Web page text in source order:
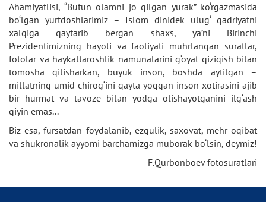
Ahamiyatlisi, “Butun olamni jo qilgan yurak” ko‘rgazmasida
bo‘lgan yurtdoshlarimiz – Islom dinidek ulug‘ qadriyatni
xalqiga qaytarib bergan shaxs, ya’ni Birinchi
Prezidentimizning hayoti va faoliyati muhrlangan suratlar,
fotolar va haykaltaroshlik namunalarini g‘oyat qiziqish bilan
tomosha qilisharkan, buyuk inson, boshda aytilgan –
millatning umid chirog‘ini qayta yoqqan inson xotirasini ajib
bir hurmat va tavoze bilan yodga olishayotganini ilg‘ash
qiyin emas...
Biz esa, fursatdan foydalanib, ezgulik, saxovat, mehr-oqibat
va shukronalik ayyomi barchamizga muborak bo‘lsin, deymiz!
F.Qurbonboev fotosuratlari